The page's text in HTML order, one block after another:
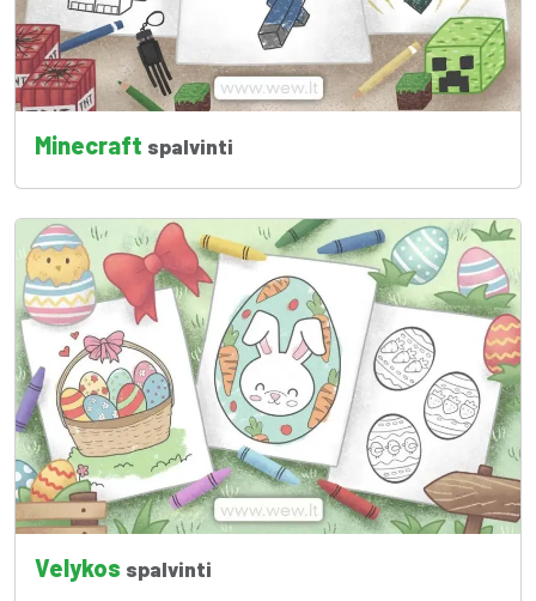
Minecraft spalvinti
Velykos spalvinti